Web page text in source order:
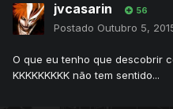
jvcasarin 56
Postado Outubro 5,
O que eu tenho que descobrir
KKKKKKKKK não tem sentido...